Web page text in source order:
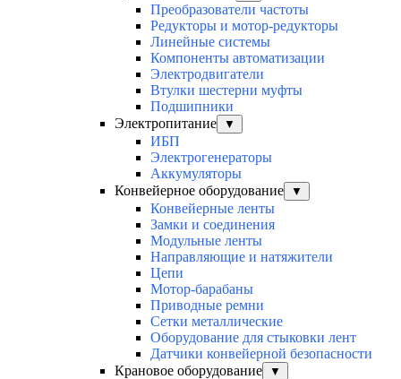
Преобразователи частоты
Редукторы и мотор-редукторы
Линейные системы
Компоненты автоматизации
Электродвигатели
Втулки шестерни муфты
Подшипники
Электропитание
▼
ИБП
Электрогенераторы
Аккумуляторы
Конвейерное оборудование
▼
Конвейерные ленты
Замки и соединения
Модульные ленты
Направляющие и натяжители
Цепи
Мотор-барабаны
Приводные ремни
Сетки металлические
Оборудование для стыковки лент
Датчики конвейерной безопасности
Крановое оборудование
▼